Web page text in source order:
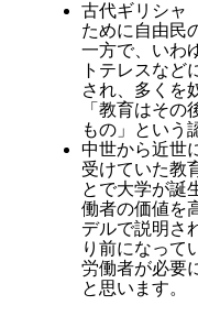
古代ギリシャ
ために自由民
一方で、いわ
トテレスなど
され、多くを
「教育はそ
もの」という
中世から近世
受けていた教
とで大学が誕
働者の価値を
デルで説明さ
り前になって
労働者が必要
と思います。